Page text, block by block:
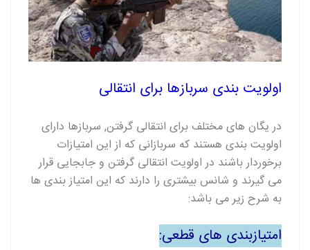
اولویت بندی سربازها برای انتقالی
در یگان های مختلف برای انتقالی گرفتن, سربازها دارای
اولویت بندی هستند که سربازانی که از این امتیازات
برخوردار باشند در اولویت انتقالی گرفتن و جابجایی قرار
می گیرند و شانس بیشتری را دارند که این امتیاز بندی ها
به شرح زیر می باشد:
امتیازبندی های قطعی: